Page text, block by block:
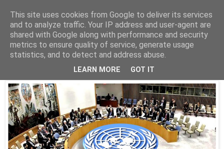
Parakato.gr
Μύθοι και αλήθειες για το διεθνές δίκαιο
This site uses cookies from Google to deliver its services
and to analyze traffic. Your IP address and user-agent are
shared with Google along with performance and security
metrics to ensure quality of service, generate usage
statistics, and to detect and address abuse.
LEARN MORE GOT IT